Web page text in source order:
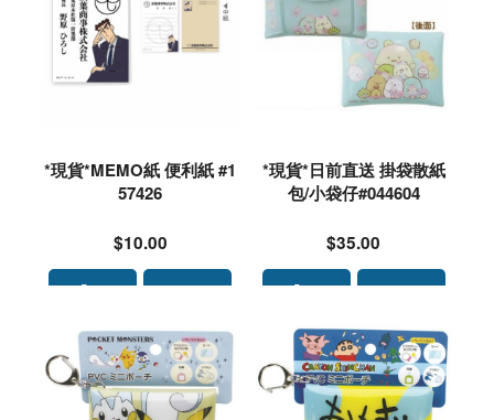
*現貨*MEMO紙 便利紙 #1
57426
$10.00
*現貨*日前直送 掛袋散紙
包/小袋仔#044604
$35.00